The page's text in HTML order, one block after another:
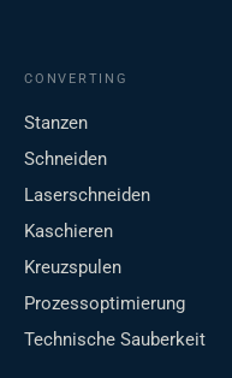
CONVERTING
Stanzen
Schneiden
Laserschneiden
Kaschieren
Kreuzspulen
Prozessoptimierung
Technische Sauberkeit